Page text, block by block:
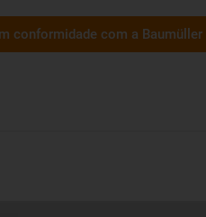
conformidade com a Baumüller